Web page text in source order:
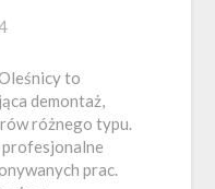
to
demontaż,
różnego typu.
profesjonalne
prac.